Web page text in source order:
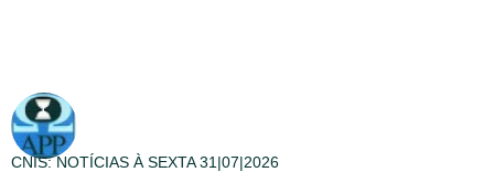
CNIS: NOTÍCIAS À SEXTA 31|07|2026